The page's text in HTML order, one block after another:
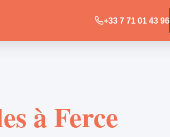
+33 7 71 01 43 96
à Ferce